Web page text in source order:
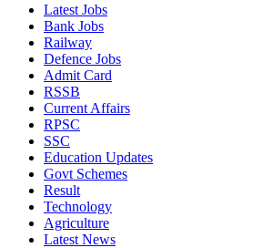
Latest Jobs
Bank Jobs
Railway
Defence Jobs
Admit Card
RSSB
Current Affairs
RPSC
SSC
Education Updates
Govt Schemes
Result
Technology
Agriculture
Latest News